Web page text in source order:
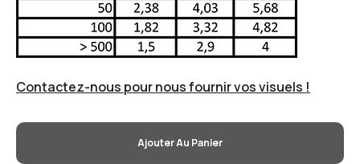
Contactez-nous pour nous fournir vos visuels !
Ajouter Au Panier